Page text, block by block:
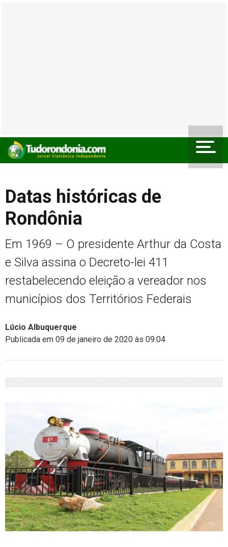
Datas históricas de
Rondônia
Em 1969 – O presidente Arthur da Costa
e Silva assina o Decreto-lei 411
restabelecendo eleição a vereador nos
municípios dos Territórios Federais
Lúcio Albuquerque
Publicada em 09 de janeiro de 2020 às 09:04